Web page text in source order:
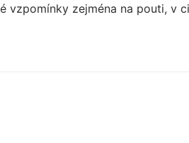
vzpomínky zejména na pouti, v